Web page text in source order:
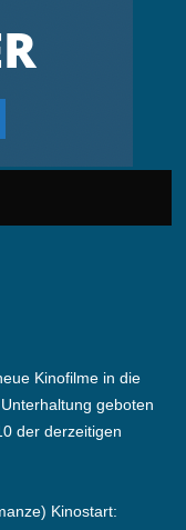
Kinofilme in die
geboten
der derzeitigen
Kinostart: